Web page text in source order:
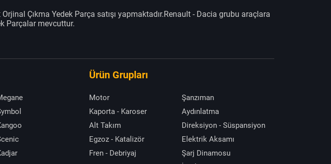
Çıkma Yedek Parça satışı yapmaktadır.Renault - Dacia grubu araçlara
Parçalar mevcuttur.
Ürün Grupları
Motor
Şanzıman
Kaporta - Karoser
Aydınlatma
Alt Takım
Direksiyon - Süspansiyon
Egzoz - Katalizör
Elektrik Aksamı
Fren - Debriyaj
Şarj Dinamosu